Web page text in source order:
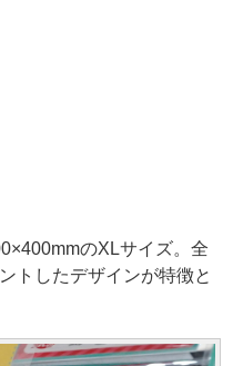
のXLサイズ。全
トしたデザインが特徴と